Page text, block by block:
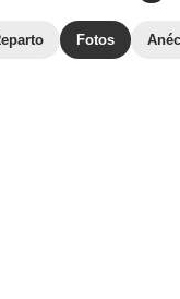
Fotos